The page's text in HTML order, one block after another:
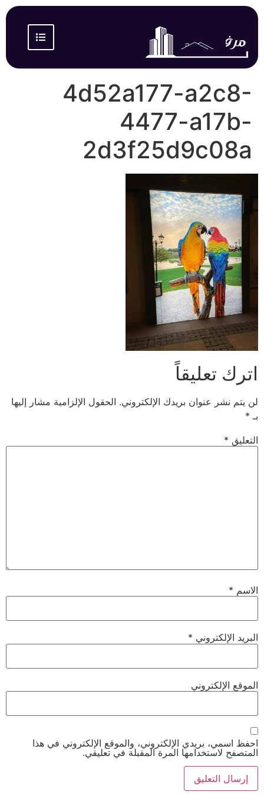
4d52a177-a2c8-
4477-a17b-
2d3f25d9c08a
اترك تعليقاً
لن يتم نشر عنوان بريدك الإلكتروني. الحقول الإلزامية مشار إليها
بـ *
التعليق *
الاسم *
البريد الإلكتروني *
الموقع الإلكتروني
احفظ اسمي، بريدي الإلكتروني، والموقع الإلكتروني في هذا
المتصفح لاستخدامها المرة المقبلة في تعليقي.